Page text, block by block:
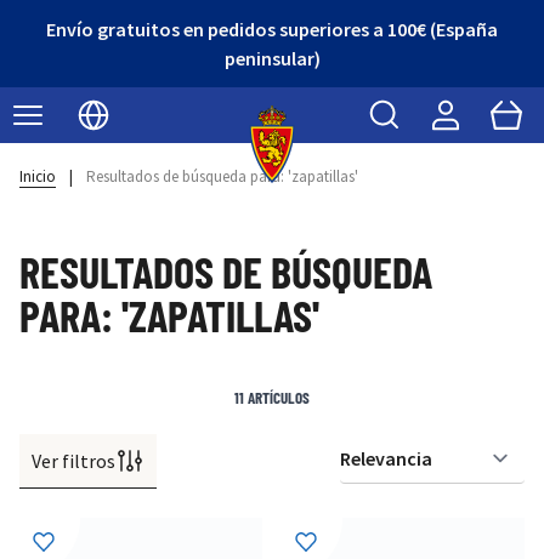
Envío gratuitos en pedidos superiores a 100€ (España
peninsular)
Seleccionar idioma
Buscar Cart
Inicio | Resultados de búsqueda para: 'zapatillas'
RESULTADOS DE BÚSQUEDA
PARA: 'ZAPATILLAS'
Ver filtros
11ARTÍCULOS